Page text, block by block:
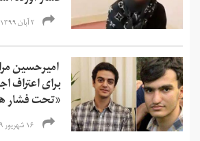
۲ آبان ۱۳۹۹
امیرحسین
برای اعتراف
«تحت فشار
۱۶ شهریور ۱۳۹۹